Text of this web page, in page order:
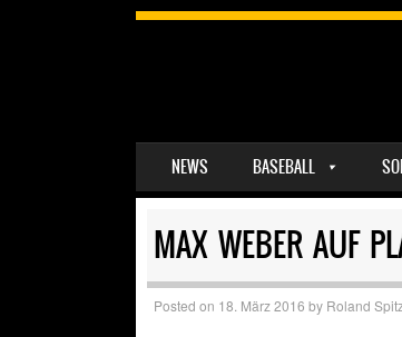
MENU
SKIP TO CONTENT
NEWS BASEBALL
MAX WEBER AUF
Posted on 18. März 2016 by Roland